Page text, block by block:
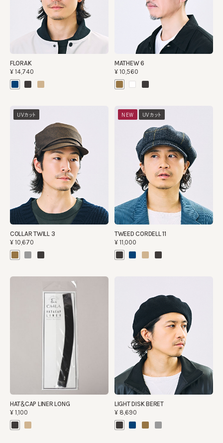
FLORAK
¥14,740
MATHEW 6
¥10,560
UVカット
COLLAR TWILL 3
¥10,670
NEW UVカット
TWEED CORDELL 11
¥11,000
HAT＆CAP LINER LONG
¥1,100
LIGHT DISK BERET
¥8,690